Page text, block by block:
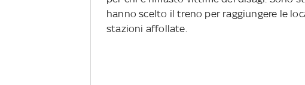
hanno scelto il treno per raggiungere le
stazioni affollate.